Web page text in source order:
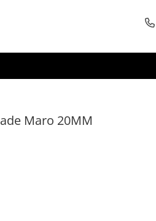
Maro 20MM